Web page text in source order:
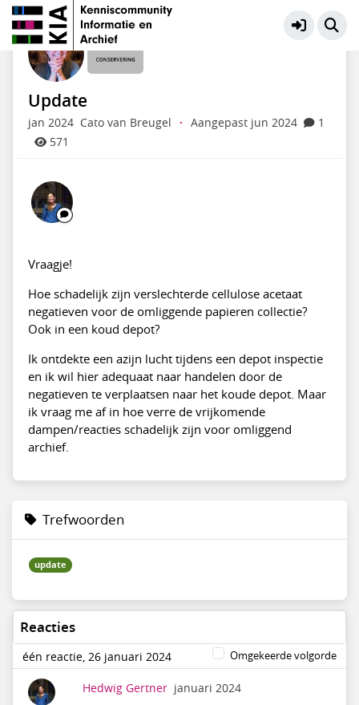
Behoud fysieke documenten
Update
jan 2024 Cato van Breugel · Aangepast jun 2024
1
571
Vraagje!
Hoe schadelijk zijn verslechterde cellulose acetaat
negatieven voor de omliggende papieren collectie?
Ook in een koud depot?
Ik ontdekte een azijn lucht tijdens een depot inspectie
en ik wil hier adequaat naar handelen door de
negatieven te verplaatsen naar het koude depot. Maar
ik vraag me af in hoe verre de vrijkomende
dampen/reacties schadelijk zijn voor omliggend
archief.
Trefwoorden
update
Reacties
één reactie, 26 januari 2024 Omgekeerde volgorde
Hedwig Gertner januari 2024